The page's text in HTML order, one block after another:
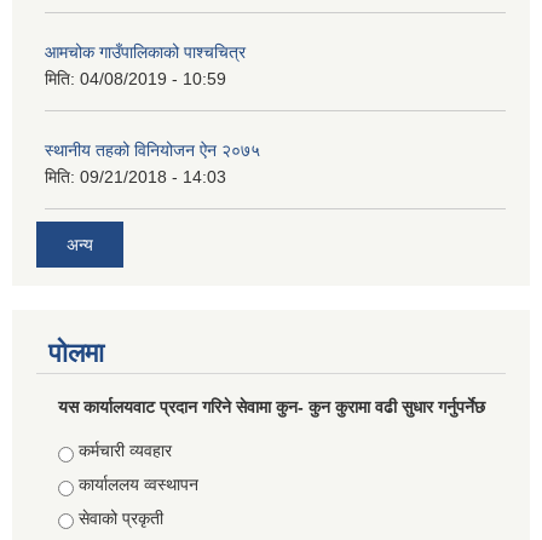
आमचोक गाउँपालिकाको पाश्चचित्र
मिति: 04/08/2019 - 10:59
स्थानीय तहको विनियोजन ऐन २०७५
मिति: 09/21/2018 - 14:03
अन्य
पोलमा
यस कार्यालयवाट प्रदान गरिने सेवामा कुन- कुन कुरामा वढी सुधार गर्नुपर्नेछ
Choices
कर्मचारी व्यवहार
कार्याललय व्वस्थापन
सेवाको प्रकृती